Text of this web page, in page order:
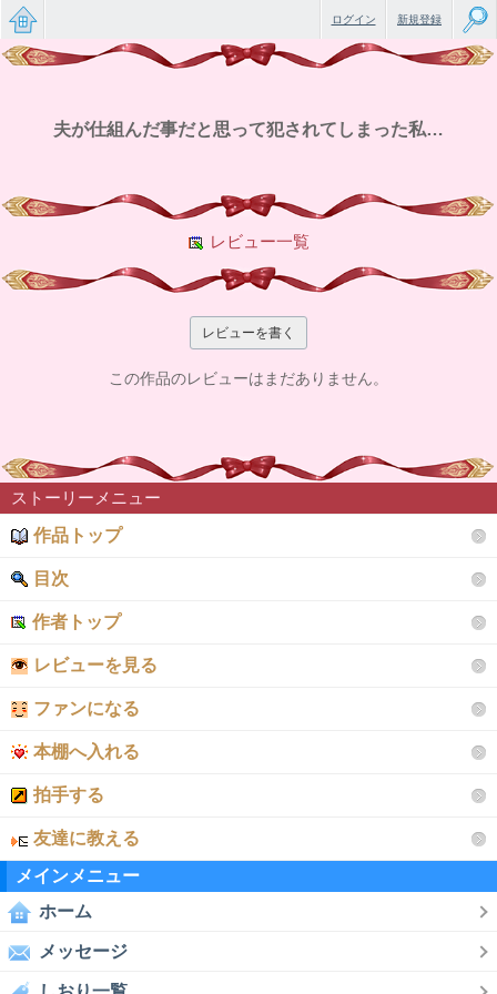
無料で
人のケ
小説
新規登録
ログイン
夫が仕組んだ事だと思って犯されてしまった私…
レビュー一覧
レビューを書く
この作品のレビューはまだありません。
ストーリーメニュー
作品トップ
目次
作者トップ
レビューを見る
ファンになる
本棚へ入れる
拍手する
友達に教える
メインメニュー
ホーム
メッセージ